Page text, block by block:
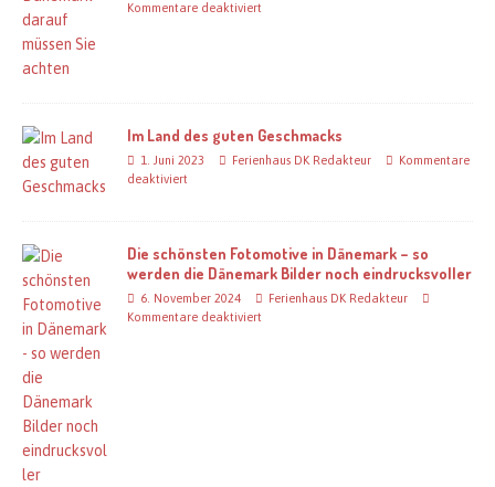
Kommentare deaktiviert
Im Land des guten Geschmacks
1. Juni 2023 Ferienhaus DK Redakteur
Kommentare
deaktiviert
Die schönsten Fotomotive in Dänemark – so
werden die Dänemark Bilder noch eindrucksvoller
6. November 2024
Ferienhaus DK Redakteur
Kommentare deaktiviert